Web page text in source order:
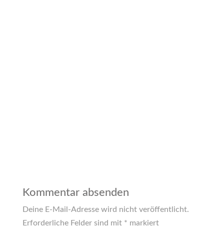
Kommentar absenden
Deine E-Mail-Adresse wird nicht veröffentlicht.
Erforderliche Felder sind mit * markiert